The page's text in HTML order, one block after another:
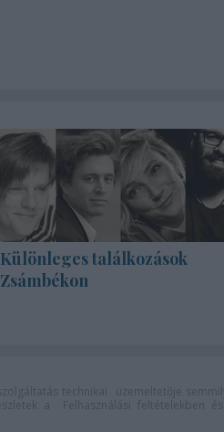
Különleges találkozások
Zsámbékon